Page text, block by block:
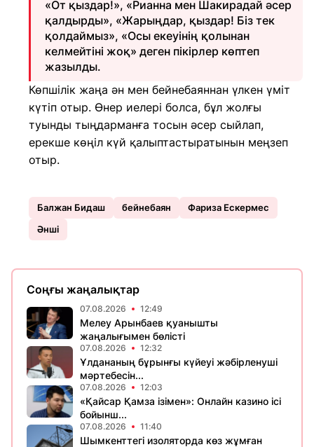
«От қыздар!», «Рианна мен Шакирадай әсер
қалдырды», «Жарыңдар, қыздар! Біз тек
қолдаймыз», «Осы екеуінің қолынан
келмейтіні жоқ» деген пікірлер көптеп
жазылды.
Көпшілік жаңа ән мен бейнебаяннан үлкен үміт
күтіп отыр. Өнер иелері болса, бұл жолғы
туынды тыңдарманға тосын әсер сыйлап,
ерекше көңіл күй қалыптастыратынын меңзеп
отыр.
Балжан Бидаш бейнебаян
Фариза Ескермес
Әнші
Соңғы жаңалықтар
07.08.2026 12:49
Мелеу Арынбаев қуанышты
жаңалығымен бөлісті
07.08.2026 12:32
Ұлдананың бұрынғы күйеуі жәбірленуші
мәртебесін...
07.08.2026 12:03
«Қайсар Қамза ізімен»: Онлайн казино ісі
бойынш...
07.08.2026 11:40
Шымкенттегі изоляторда көз жұмған